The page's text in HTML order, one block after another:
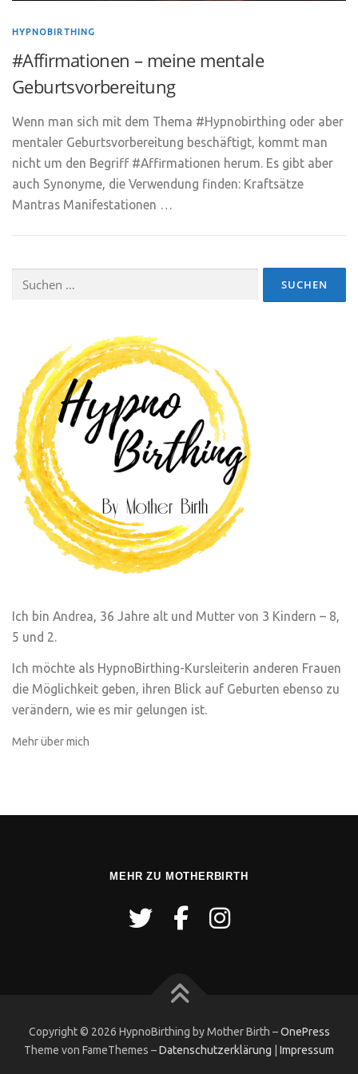
HYPNOBIRTHING
#Affirmationen – meine mentale
Geburtsvorbereitung
Wenn man sich mit dem Thema #Hypnobirthing oder aber
mentaler Geburtsvorbereitung beschäftigt, kommt man
nicht um den Begriff #Affirmationen herum. Es gibt aber
auch Synonyme, die Verwendung finden: Kraftsätze
Mantras Manifestationen …
Suchen
Ich bin Andrea, 36 Jahre alt und Mutter von 3 Kindern – 8,
5 und 2.
Ich möchte als HypnoBirthing-Kursleiterin anderen Frauen
die Möglichkeit geben, ihren Blick auf Geburten ebenso zu
verändern, wie es mir gelungen ist.
Mehr über mich
MEHR ZU MOTHERBIRTH
Copyright © 2026 HypnoBirthing by Mother Birth –OnePress
Theme von FameThemes –Datenschutzerklärung Impressum